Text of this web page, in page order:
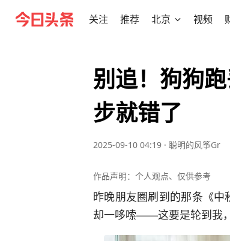
关注 推荐 北京 视频
别追！狗狗
步就错了
2025-09-10 04:19 · 聪明的风筝Gr
作品声明：个人观点、仅供参考
昨晚朋友圈刷到的那条《
却一哆嗦——这要是轮到我